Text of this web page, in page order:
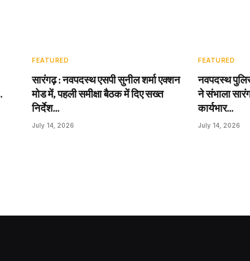
FEATURED
सारंगढ़ : नवपदस्थ एसपी सुनील शर्मा एक्शन
मोड में, पहली समीक्षा बैठक में दिए सख्त
निर्देश…
July 14, 2026
FEATURED
नवपदस्थ
ने संभाला
कार्यभार…
July 14, 2026